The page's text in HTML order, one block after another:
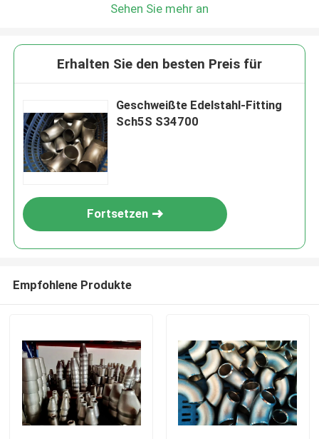
Sehen Sie mehr an
Erhalten Sie den besten Preis für
Geschweißte Edelstahl-Fitting
Sch5S S34700
Fortsetzen
Empfohlene Produkte